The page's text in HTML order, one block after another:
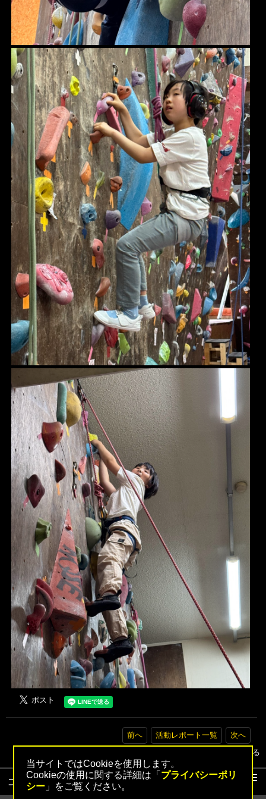
当サイトではCookieを使用します。
Cookieの使用に関する詳細は「 プライバシーポリ
シー」をご覧ください。
前へ 活動レポート一覧
次へ
▲トップへ戻る
コンテンツ